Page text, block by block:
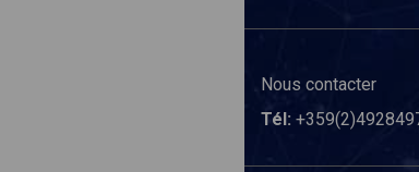
Nous contacter
Tél: